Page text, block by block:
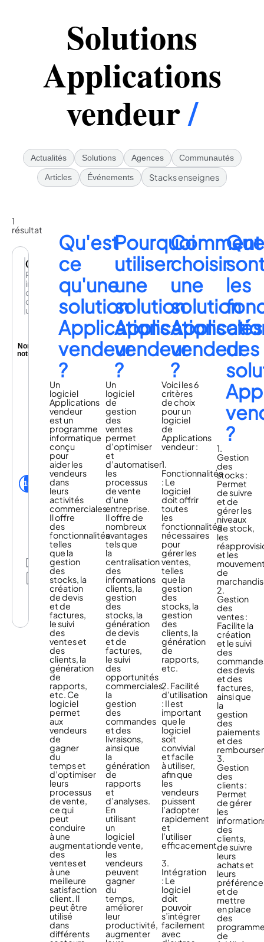
Solutions
Applications
vendeur/
Actualités Solutions Agences Communautés
Articles Événements Stacks enseignes
1
résultat
Octipas
Plateforme
intelligente
de
commerce
unifié
Non
noté
Solutions
omnicanales
digitalisation
d’animation
commerciale
vos
sites
E-
commerce
réconcilier
attentes
clients
avec
vos
impératifs
business.
Octipas,
plateforme
intelligente
commerce
meilleur
stratégique​
développement
France
l’international.
plateforme
déploie
est
rapide
à
mettre
scalable.​
Octipas
la
solution
modulaire
complète
du
marché,
incluant
plateforme
booste
rapidement
marge
marque.
Octipas
rapide
et
mesurable,
clients
témoigner.
proximité
que
entretenons
clients
s’illustre
solutions
services
délivrons.​
10
utilisateurs
Octipas de la
communauté
Partage
Mes
listes
Qu'est
ce
qu'une
solution
Applications
vendeur
?
Un
logiciel
Applications
vendeur
est un
programme
informatique
conçu
pour
aider les
vendeurs
dans
leurs
activités
commerciales.
Il offre
des
fonctionnalités
telles
que la
gestion
des
stocks, la
création
de devis
et de
factures,
le suivi
des
ventes et
des
clients, la
génération
de
rapports,
etc. Ce
logiciel
permet
aux
vendeurs
de
gagner
du
temps et
d’optimiser
leurs
processus
de vente,
ce qui
peut
conduire
à une
augmentation
des
ventes et
à une
meilleure
satisfaction
client. Il
peut être
utilisé
dans
différents
Pourquoi
utiliser
une
solution
Applications
vendeur
?
Un
logiciel
de
gestion
des
ventes
permet
d’optimiser
et
d’automatiser
les
processus
de vente
d’une
entreprise.
Il offre de
nombreux
avantages
tels que
la
centralisation
des
informations
clients, la
gestion
des
stocks, la
génération
de devis
et de
factures,
le suivi
des
opportunités
commerciales,
la
gestion
des
commandes
et des
livraisons,
ainsi que
la
génération
de
rapports
et
d’analyses.
En
utilisant
un
logiciel
de vente,
les
vendeurs
peuvent
gagner
du
temps,
améliorer
leur
productivité,
augmenter
Comment
choisir
une
solution
vendeur
?
Voici les 6
critères
de choix
pour un
logiciel
de
Applications
vendeur :
1.
Fonctionnalités
: Le
logiciel
doit offrir
toutes
les
fonctionnalités
nécessaires
pour
gérer les
ventes,
telles
que la
gestion
des
stocks, la
gestion
des
clients, la
génération
de
rapports,
etc.
2. Facilité
d’utilisation
: Il est
important
que le
logiciel
soit
convivial
et facile
à utiliser,
afin que
les
vendeurs
puissent
l’adopter
rapidement
et
l’utiliser
efficacement.
3.
Intégration
: Le
logiciel
doit
pouvoir
s’intégrer
facilement
avec
les
clés
des
?
1.
Gestion
des
stocks :
Permet
de suivre
et de
gérer les
niveaux
de stock,
les
et les
de
2.
Gestion
des
ventes :
Facilite la
création
et le suivi
des
des devis
et des
factures,
ainsi que
la
gestion
des
paiements
et des
3.
Gestion
des
clients :
Permet
de gérer
les
des
clients,
de suivre
leurs
achats et
leurs
et de
mettre
en place
des
de